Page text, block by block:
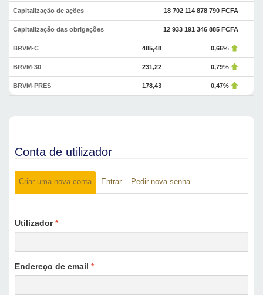
Capitalização de ações 18 702 114 878 790 FCFA
Capitalização das obrigações 12 933 191 346 885 FCFA
BRVM-C 485,48 0,66%
BRVM-30 231,22 0,79%
BRVM-PRES 178,43 0,47%
Conta de utilizador
Separadores primários
Criar uma nova conta (separador
ativo)
Entrar Pedir nova senha
Utilizador*
Endereço de email *